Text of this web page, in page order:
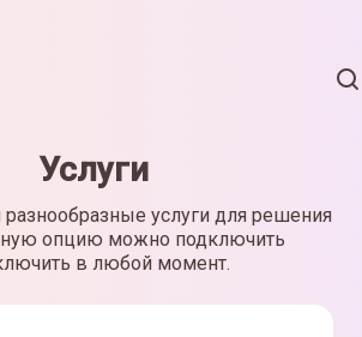
Услуги
услуги для решения
опцию можно подключить
в любой момент.